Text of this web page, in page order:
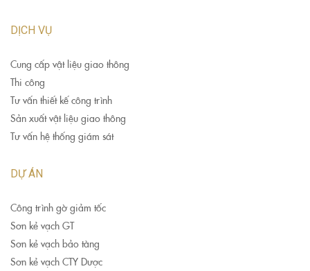
DỊCH VỤ
Cung cấp vật liệu giao thông
Thi công
Tư vấn thiết kế công trình
Sản xuất vật liệu giao thông
Tư vấn hệ thống giám sát
DỰ ÁN
Công trình gờ giảm tốc
Sơn kẻ vạch GT
Sơn kẻ vạch bảo tàng
Sơn kẻ vạch CTY Dược